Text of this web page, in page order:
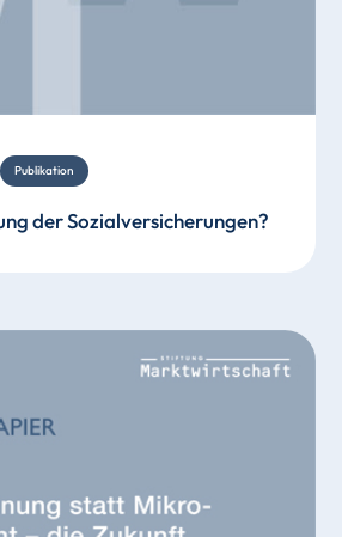
Publikation
der Sozialversicherungen?